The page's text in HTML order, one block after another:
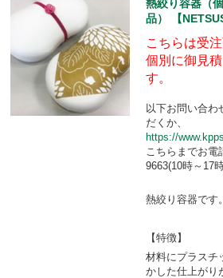
熱絞り容器（
品） 【
こちらは受
個別に御見
す。
以下お問い合わ
だくか、
https://
こちらまでお電
9663(10時～17時
熱絞り容器です。
【特徴】
材料にプラスチ
かした仕上がり